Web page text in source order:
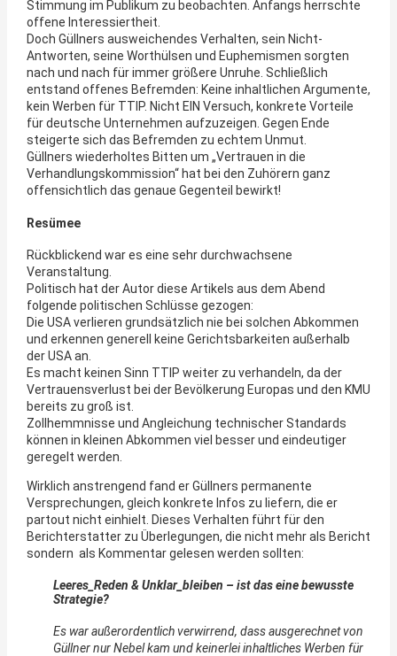
Stimmung im Publikum zu beobachten. Anfangs herrschte
offene Interessiertheit.
Doch Güllners ausweichendes Verhalten, sein Nicht-
Antworten, seine Worthülsen und Euphemismen sorgten
nach und nach für immer größere Unruhe. Schließlich
entstand offenes Befremden: Keine inhaltlichen Argumente,
kein Werben für TTIP. Nicht EIN Versuch, konkrete Vorteile
für deutsche Unternehmen aufzuzeigen. Gegen Ende
steigerte sich das Befremden zu echtem Unmut.
Güllners wiederholtes Bitten um „Vertrauen in die
Verhandlungskommission“ hat bei den Zuhörern ganz
offensichtlich das genaue Gegenteil bewirkt!
Resümee
Rückblickend war es eine sehr durchwachsene
Veranstaltung.
Politisch hat der Autor diese Artikels aus dem Abend
folgende politischen Schlüsse gezogen:
Die USA verlieren grundsätzlich nie bei solchen Abkommen
und erkennen generell keine Gerichtsbarkeiten außerhalb
der USA an.
Es macht keinen Sinn TTIP weiter zu verhandeln, da der
Vertrauensverlust bei der Bevölkerung Europas und den KMU
bereits zu groß ist.
Zollhemmnisse und Angleichung technischer Standards
können in kleinen Abkommen viel besser und eindeutiger
geregelt werden.
Wirklich anstrengend fand er Güllners permanente
Versprechungen, gleich konkrete Infos zu liefern, die er
partout nicht einhielt. Dieses Verhalten führt für den
Berichterstatter zu Überlegungen, die nicht mehr als Bericht
sondern als Kommentar gelesen werden sollten:
Leeres_Reden & Unklar_bleiben – ist das eine bewusste
Strategie?
Es war außerordentlich verwirrend, dass ausgerechnet von
Güllner nur Nebel kam und keinerlei inhaltliches Werben für